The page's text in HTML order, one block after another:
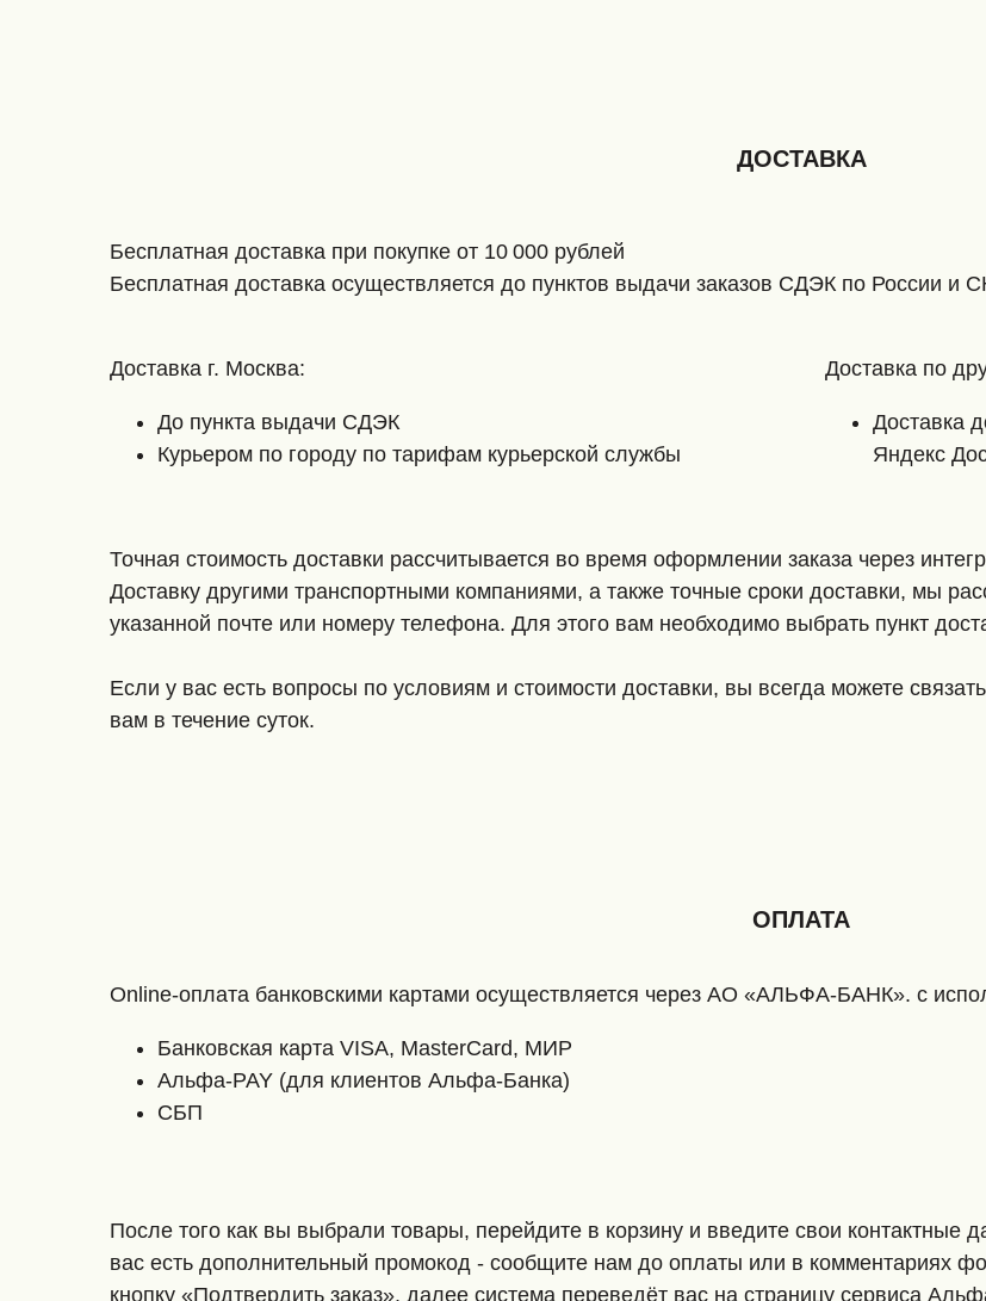
ДОСТАВКА
Бесплатная доставка при покупке от 10 000 рублей
Бесплатная доставка осуществляется до пунктов выдачи заказов СДЭК по России и
Доставка г. Москва:
До пункта выдачи СДЭК
Курьером по городу по тарифам курьерской службы
Доставка по
Доставка
Яндекс
Точная стоимость доставки рассчитывается во время оформлении заказа через
Доставку другими транспортными компаниями, а также точные сроки доставки, мы
указанной почте или номеру телефона. Для этого вам необходимо выбрать пункт
Если у вас есть вопросы по условиям и стоимости доставки, вы всегда можете
вам в течение суток.
ОПЛАТА
Online-оплата банковскими картами осуществляется через АО «АЛЬФА-БАНК». с
Банковская карта VISA, MasterCard, МИР
Альфа-PAY (для клиентов Альфа-Банка)
СБП
После того как вы выбрали товары, перейдите в корзину и введите свои
вас есть дополнительный промокод - сообщите нам до оплаты или в комментариях
кнопку «Подтвердить заказ», далее система переведёт вас на страницу сервиса